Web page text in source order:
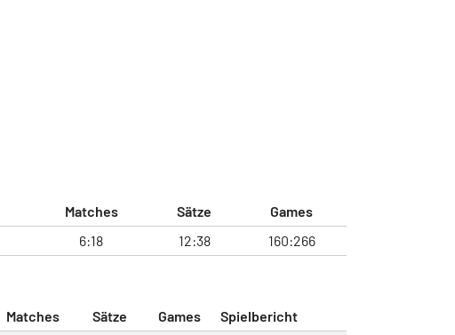
Matches Sätze
Games
6:18 12:38 160:266
Matches Sätze Games
Spielbericht